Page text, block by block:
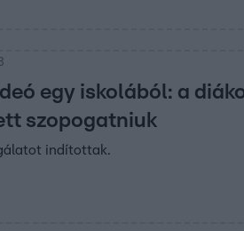
egy iskolából: a
szopogatniuk
indítottak.